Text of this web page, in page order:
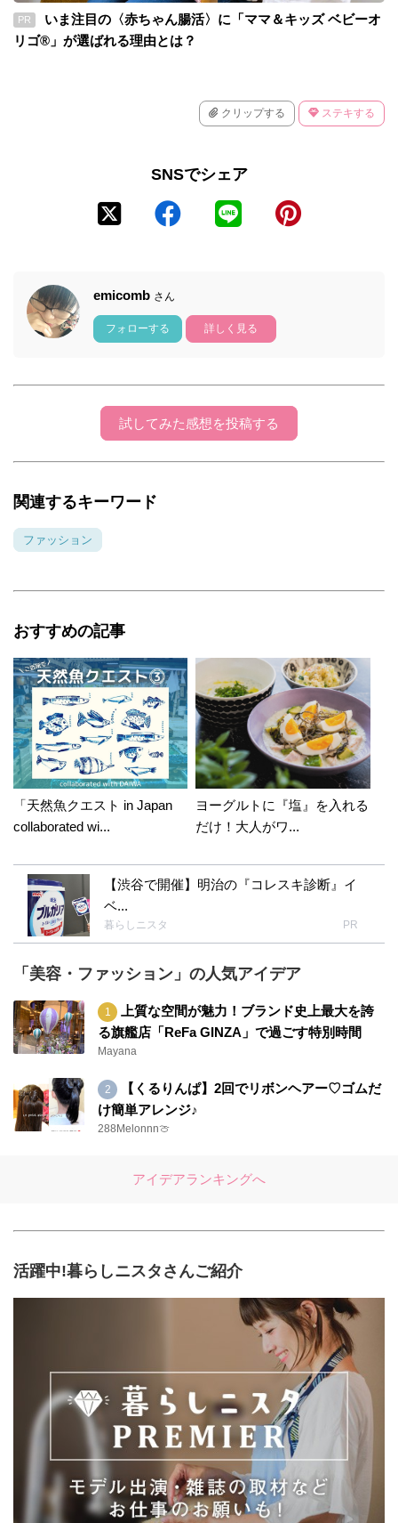
PR
いま注目の〈赤ちゃん腸活〉に「ママ＆キッズ ベビーオ
リゴ®」が選ばれる理由とは？
クリップする ステキする
SNSでシェア
emicomb さん
フォローする 詳しく見る
試してみた感想を投稿する
関連するキーワード
ファッション
おすすめの記事
「天然魚クエスト in Japan
collaborated wi...
ヨーグルトに『塩』を入れる
だけ！大人がワ...
【渋谷で開催】明治の『コレスキ診断』イ
ベ...
暮らしニスタ PR
「美容・ファッション」の人気アイデア
上質な空間が魅力！ブランド史上最大を誇
る旗艦店「ReFa GINZA」で過ごす特別時間
Mayana
【くるりんぱ】2回でリボンヘアー♡ゴムだ
け簡単アレンジ♪
288Melonnn🍈
アイデアランキングへ
活躍中!暮らしニスタさんご紹介